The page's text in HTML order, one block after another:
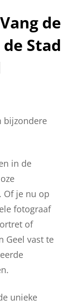
de
Stad
bijzondere
in de
Of je nu op
fotograaf
of
Geel vast te
unieke